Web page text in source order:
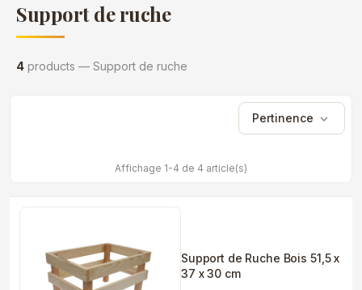
Support de ruche
4 products — Support de ruche
Pertinence expand_more
Affichage 1-4 de 4 article(s)
Support de Ruche Bois 51,5 x
37 x 30 cm